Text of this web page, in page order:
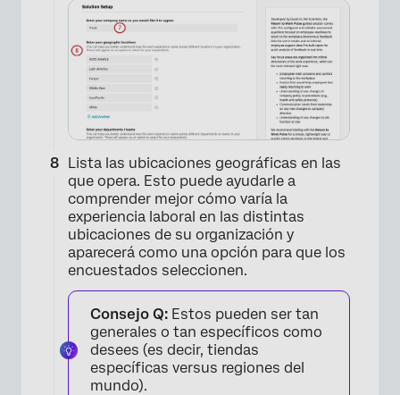
Lista las ubicaciones geográficas en las
que opera. Esto puede ayudarle a
comprender mejor cómo varía la
experiencia laboral en las distintas
ubicaciones de su organización y
aparecerá como una opción para que los
encuestados seleccionen.
Consejo Q: Estos pueden ser tan
generales o tan específicos como
desees (es decir, tiendas
específicas versus regiones del
mundo).